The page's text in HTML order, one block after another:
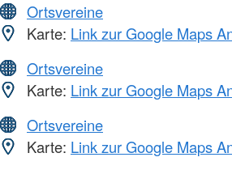
Ortsvereine
Karte: Link zur Google Maps
Ortsvereine
Karte: Link zur Google Maps
Ortsvereine
Karte: Link zur Google Maps